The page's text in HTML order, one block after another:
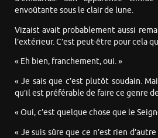
envoûtante sous le clair de lune.
Vizaist avait probablement aussi
l’extérieur. C’est peut-être pour cela
« Eh bien, franchement, oui. »
« Je sais que c’est plutôt soudain.
qu’il est préférable de faire ce genre
« Oui, c’est quelque chose que le
« Je suis sûre que ce n’est rien